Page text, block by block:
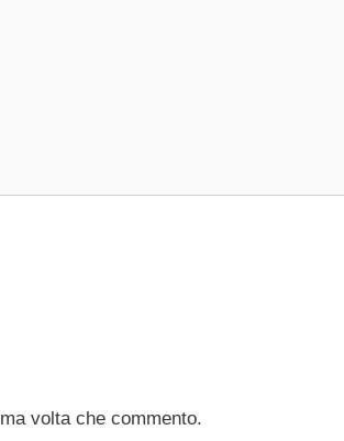
volta che commento.